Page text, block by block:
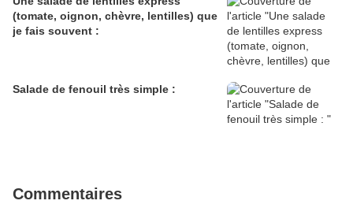
(tomate, oignon, chèvre, lentilles) que
je fais souvent :
Salade de fenouil très simple :
Commentaires